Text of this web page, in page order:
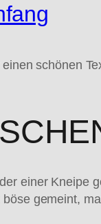
schönen
einer Kneipe
gemeint,